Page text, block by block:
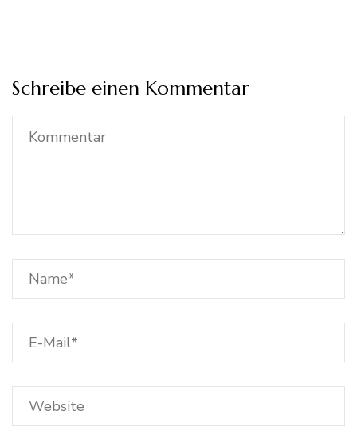
Schreibe einen Kommentar